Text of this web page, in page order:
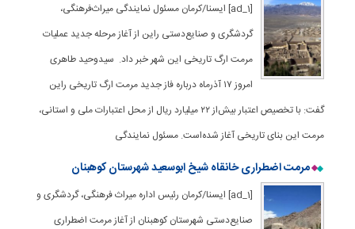
[ad_1] ایسنا/کرمان مسئول نمایندگی میراث‌فرهنگی،
گردشگری و صنایع‌دستی راین از آغاز مرحله جدید عملیات
مرمت ارگ تاریخی این شهر خبر داد. سیدوحید طاهری
امروز ۱۷ آذرماه درباره فاز جدید مرمت ارگ تاریخی راین
گفت: با تخصیص اعتبار بیش‌از ۲۲ میلیارد ریال از محل اعتبارات ملی و استانی،
مرمت این بنای تاریخی آغاز شده‌است. مسئول نمایندگی
مرمت اضطراری خانقاه شیخ ابوسعید شهرستان کوهبنان
[ad_1] ایسنا/کرمان رئیس اداره میراث فرهنگی، گردشگری و
صنایع‌دستی شهرستان کوهبنان از آغاز مرمت اضطراری